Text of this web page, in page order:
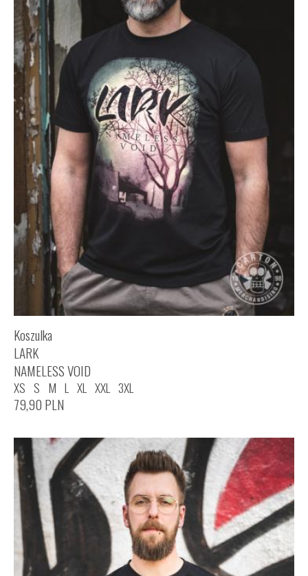
Koszulka
LARK
NAMELESS VOID
XS S M L XL XXL 3XL
79,90 PLN